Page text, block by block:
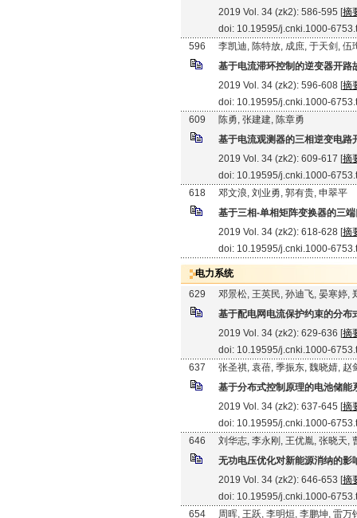
2019 Vol. 34 (zk2): 586-595 [摘
doi: 10.19595/j.cnki.1000-
596
李凯迪, 陈特放, 成庶, 于天剑, 伍
基于电流滞环控制的逆变器开路
2019 Vol. 34 (zk2): 596-608 [摘
doi: 10.19595/j.cnki.1000-
609
陈勇, 张建建, 陈章勇
基于电流观测器的三相逆变电路
2019 Vol. 34 (zk2): 609-617 [摘
doi: 10.19595/j.cnki.1000-
618
邓文浪, 刘业勇, 郭有贵, 申翠平
基于三相-单相矩阵变换器的三
2019 Vol. 34 (zk2): 618-628 [摘
doi: 10.19595/j.cnki.1000-
电力系统
629
邓景松, 王英民, 孙迪飞, 晏寒婷,
基于配电网电流保护约束的分布
2019 Vol. 34 (zk2): 629-636 [摘
doi: 10.19595/j.cnki.1000-
637
张圣祺, 袁蓓, 季振东, 魏晓婧, 赵
基于分布式控制原理的电池储能
2019 Vol. 34 (zk2): 637-645 [摘
doi: 10.19595/j.cnki.1000-
646
刘华志, 李永刚, 王优胤, 张晓天,
无功电压优化对新能源消纳的影
2019 Vol. 34 (zk2): 646-653 [摘
doi: 10.19595/j.cnki.1000-
654
周晖, 王跃, 李明烜, 李鹏坤, 雷万